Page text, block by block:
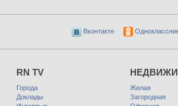
Вконтакте
RN TV
Города
Доклады
Жилая
Загородная